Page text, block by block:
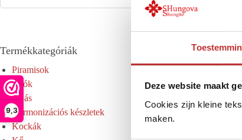
9,3
Deze website maakt
Cookies zijn kleine
maken.
Termékkategóriák
Piramisok
Izzók
Tojás
Harmonizációs készletek
Kockák